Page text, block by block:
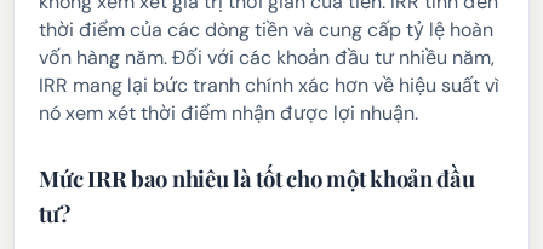
thời điểm của các dòng tiền và cung cấp tỷ lệ hoàn
vốn hàng năm. Đối với các khoản đầu tư nhiều năm,
IRR mang lại bức tranh chính xác hơn về hiệu suất vì
nó xem xét thời điểm nhận được lợi nhuận.
Mức IRR bao nhiêu là tốt cho một khoản đầu
tư?